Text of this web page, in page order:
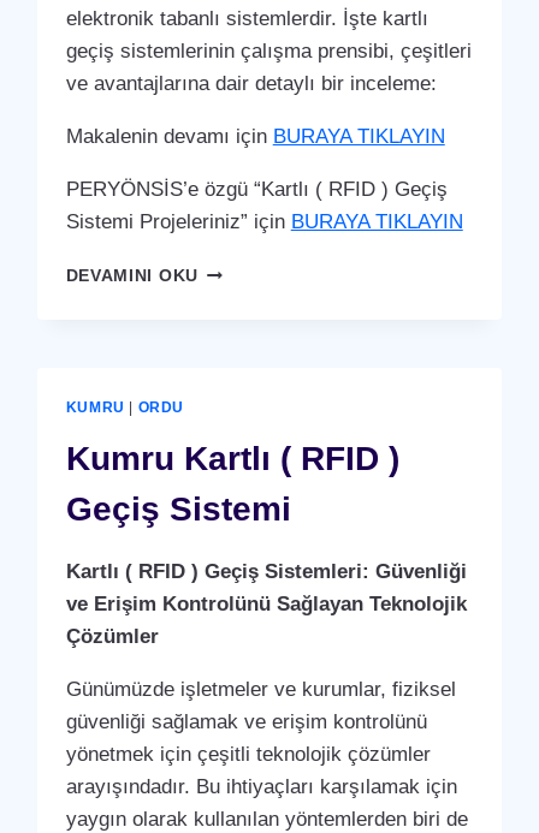
elektronik tabanlı sistemlerdir. İşte kartlı
geçiş sistemlerinin çalışma prensibi, çeşitleri
ve avantajlarına dair detaylı bir inceleme:
Makalenin devamı için BURAYA TIKLAYIN
PERYÖNSİS’e özgü “Kartlı ( RFID ) Geçiş
Sistemi Projeleriniz” için BURAYA TIKLAYIN
DEVAMINI OKUPERŞEMBE
KUMRU ORDU
Kumru Kartlı ( RFID )
Geçiş Sistemi
Kartlı ( RFID ) Geçiş Sistemleri: Güvenliği
ve Erişim Kontrolünü Sağlayan Teknolojik
Çözümler
Günümüzde işletmeler ve kurumlar, fiziksel
güvenliği sağlamak ve erişim kontrolünü
yönetmek için çeşitli teknolojik çözümler
arayışındadır. Bu ihtiyaçları karşılamak için
yaygın olarak kullanılan yöntemlerden biri de